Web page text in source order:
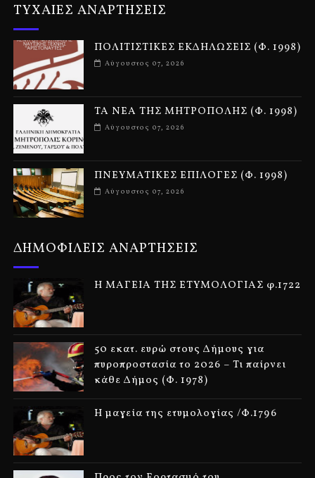
ΤΥΧΑΙΕΣ ΑΝΑΡΤΗΣΕΙΣ
ΠΟΛΙΤΙΣΤΙΚΕΣ ΕΚΔΗΛΩΣΕΙΣ (Φ. 1998)
Αύγουστος 07, 2026
ΤΑ ΝΕΑ ΤΗΣ ΜΗΤΡΟΠΟΛΗΣ (Φ. 1998)
Αύγουστος 07, 2026
ΠΝΕΥΜΑΤΙΚΕΣ ΕΠΙΛΟΓΕΣ (Φ. 1998)
Αύγουστος 07, 2026
ΔΗΜΟΦΙΛΕΙΣ ΑΝΑΡΤΗΣΕΙΣ
Η ΜΑΓΕΙΑ ΤΗΣ ΕΤΥΜΟΛΟΓΙΑΣ φ.1722
50 εκατ. ευρώ στους Δήμους για
πυροπροστασία το 2026 – Τι παίρνει
κάθε Δήμος (Φ. 1978)
Η μαγεία της ετυμολογίας /Φ.1796